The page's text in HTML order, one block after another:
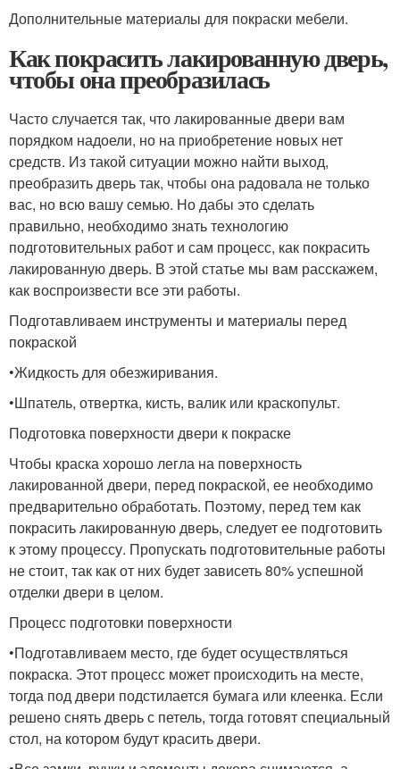
Дополнительные материалы для покраски мебели.
Как покрасить лакированную дверь,
чтобы она преобразилась
Часто случается так, что лакированные двери вам
порядком надоели, но на приобретение новых нет
средств. Из такой ситуации можно найти выход,
преобразить дверь так, чтобы она радовала не только
вас, но всю вашу семью. Но дабы это сделать
правильно, необходимо знать технологию
подготовительных работ и сам процесс, как покрасить
лакированную дверь. В этой статье мы вам расскажем,
как воспроизвести все эти работы.
Подготавливаем инструменты и материалы перед
покраской
•Жидкость для обезжиривания.
•Шпатель, отвертка, кисть, валик или краскопульт.
Подготовка поверхности двери к покраске
Чтобы краска хорошо легла на поверхность
лакированной двери, перед покраской, ее необходимо
предварительно обработать. Поэтому, перед тем как
покрасить лакированную дверь, следует ее подготовить
к этому процессу. Пропускать подготовительные работы
не стоит, так как от них будет зависеть 80% успешной
отделки двери в целом.
Процесс подготовки поверхности
•Подготавливаем место, где будет осуществляться
покраска. Этот процесс может происходить на месте,
тогда под двери подстилается бумага или клеенка. Если
решено снять дверь с петель, тогда готовят специальный
стол, на котором будут красить двери.